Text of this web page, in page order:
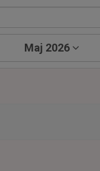
Maj 2026